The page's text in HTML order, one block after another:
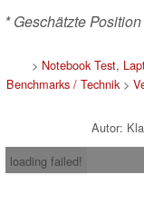
* Geschätzte Position
> Notebook Test,
Benchmarks / Technik >
Autor:
loading failed!